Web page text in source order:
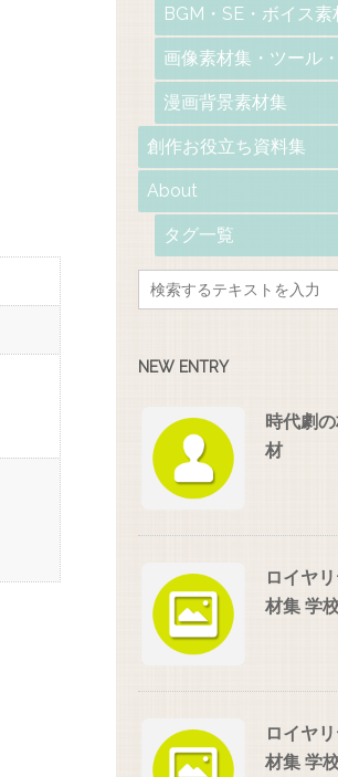
BGM・SE・ボイス素
画像素材集・ツール
漫画背景素材集
創作お役立ち資料集
About
タグ一覧
NEW ENTRY
時代劇
材
ロイヤ
材集 学
ロイヤ
材集 学